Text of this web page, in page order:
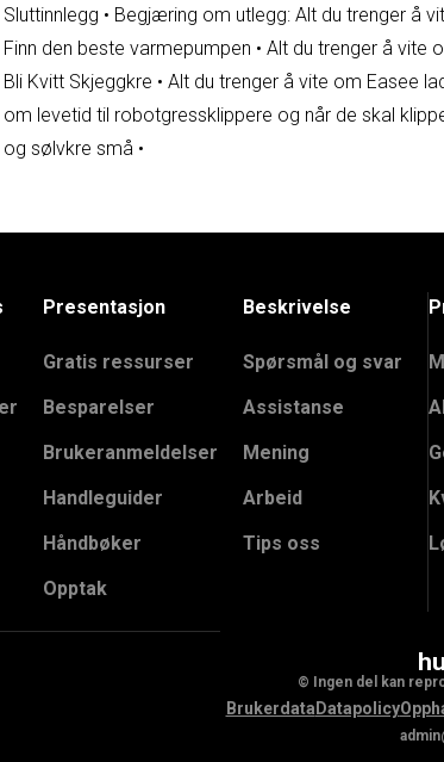
Sluttinnlegg • Begjæring om utlegg: Alt du trenger å
Finn den beste varmepumpen • Alt du trenger å vite
Bli Kvitt Skjeggkre • Alt du trenger å vite om Easee
om levetid til robotgressklippere og når de skal
og sølvkre små •
© Ingen del kan
Presentasjon
Gratis ressurser
Besparelser
Brukeranmeldelser
Handleguider
Håndbøker
Opptak
Beskrivelse
Spørsmål og svar
Assistanse
Mening
Arbeid
Tips oss
Brukerdata Datapolicy